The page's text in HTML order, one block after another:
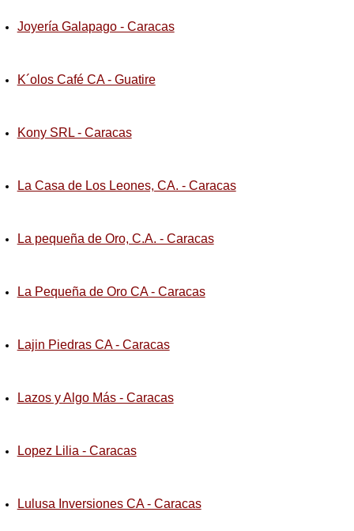
Joyería Galapago - Caracas
K´olos Café CA - Guatire
Kony SRL - Caracas
La Casa de Los Leones, CA. - Caracas
La pequeña de Oro, C.A. - Caracas
La Pequeña de Oro CA - Caracas
Lajin Piedras CA - Caracas
Lazos y Algo Más - Caracas
Lopez Lilia - Caracas
Lulusa Inversiones CA - Caracas